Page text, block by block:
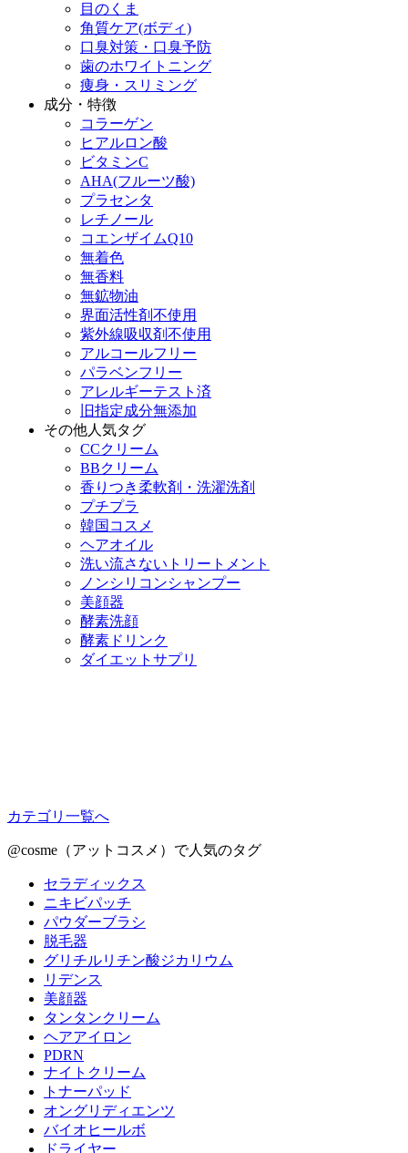
目のくま
角質ケア(ボディ)
口臭対策・口臭予防
歯のホワイトニング
痩身・スリミング
成分・特徴
コラーゲン
ヒアルロン酸
ビタミンC
AHA(フルーツ酸)
プラセンタ
レチノール
コエンザイムQ10
無着色
無香料
無鉱物油
界面活性剤不使用
紫外線吸収剤不使用
アルコールフリー
パラベンフリー
アレルギーテスト済
旧指定成分無添加
その他人気タグ
CCクリーム
BBクリーム
香りつき柔軟剤・洗濯洗剤
プチプラ
韓国コスメ
ヘアオイル
洗い流さないトリートメント
ノンシリコンシャンプー
美顔器
酵素洗顔
酵素ドリンク
ダイエットサプリ
カテゴリ一覧へ
@cosme（アットコスメ）で人気のタグ
セラディックス
ニキビパッチ
パウダーブラシ
脱毛器
グリチルリチン酸ジカリウム
リデンス
美顔器
タンタンクリーム
ヘアアイロン
PDRN
ナイトクリーム
トナーパッド
オングリディエンツ
バイオヒールボ
ドライヤー